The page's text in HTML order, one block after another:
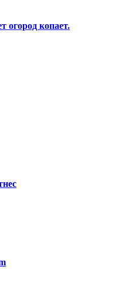
огород копает.